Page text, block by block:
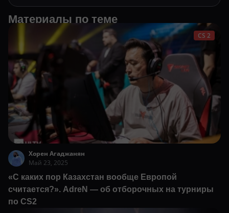
Материалы по теме
CS 2
Хорен Агаджанян
Май 23, 2025
«С каких пор Казахстан вообще Европой
считается?». AdreN — об отборочных на турниры
по CS2